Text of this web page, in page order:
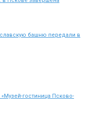
башню передали в
гостиница Псково-